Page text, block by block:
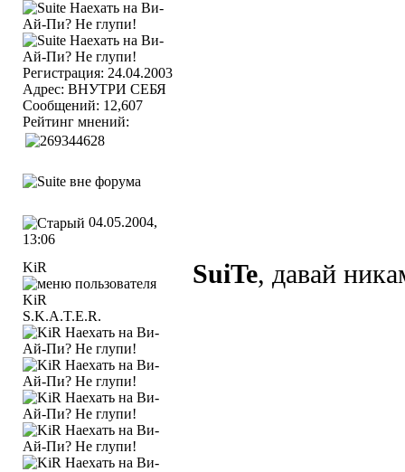
Регистрация: 24.04.2003
Адрес: ВНУТРИ СЕБЯ
Сообщений: 12,607
Рейтинг мнений:
04.05.2004,
13:06
KiR
S.K.A.T.E.R.
SuiTe, давай